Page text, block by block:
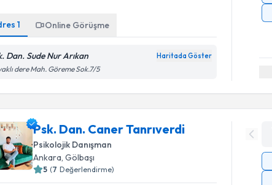
1 Online Görüşme
Dan. Sude Nur Arıkan Haritada Göster
dere Mah. Göreme Sok.7/5
Psk. Dan. Caner Tanrıverdi
Psikolojik Danışman
Ankara , Gölbaşı
5 (7 Değerlendirme)